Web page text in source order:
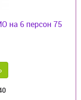
на 6 персон 75